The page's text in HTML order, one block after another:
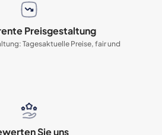
Preisgestaltung
Tagesaktuelle Preise, fair und
Sie uns